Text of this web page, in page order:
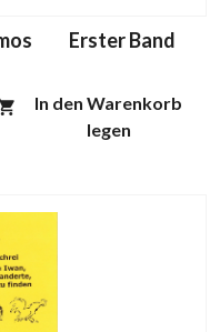
Erster Band
In den Warenkorb
legen